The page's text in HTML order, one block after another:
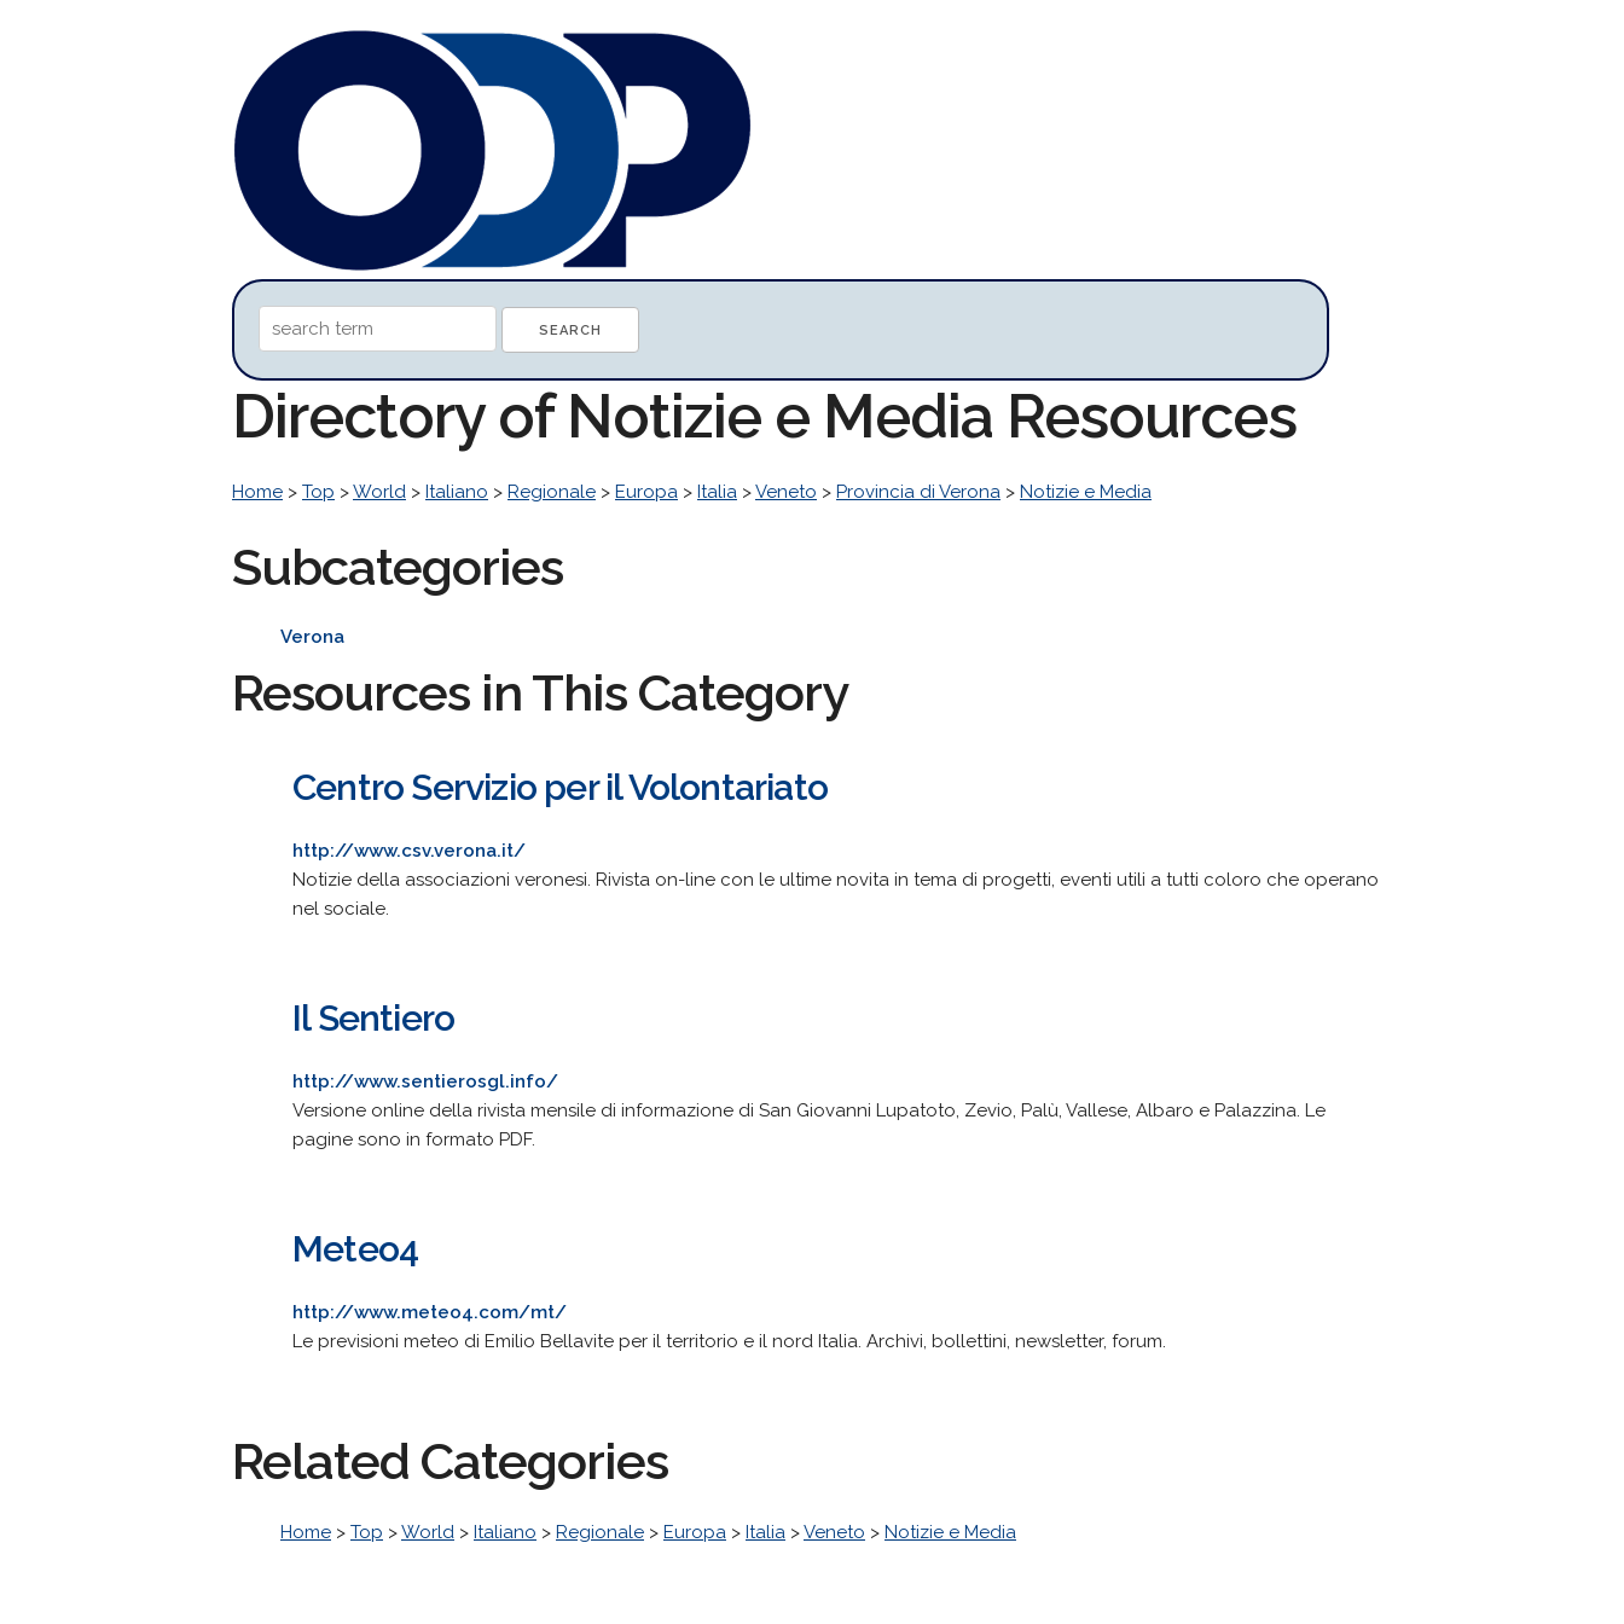
Directory of Notizie e Media Resources
Home > Top >World > Italiano > Regionale > Europa > Italia >Veneto > Provincia di Verona > Notizie e Media
Subcategories
Verona
Resources in This Category
Centro Servizio per il Volontariato
http://www.csv.verona.it/
Notizie della associazioni veronesi. Rivista on-line con le ultime novita in tema di progetti, eventi utili a tutti coloro che operano
nel sociale.
Il Sentiero
http://www.sentierosgl.info/
Versione online della rivista mensile di informazione di San Giovanni Lupatoto, Zevio, Palù, Vallese, Albaro e Palazzina. Le
pagine sono in formato PDF.
Meteo4
http://www.meteo4.com/mt/
Le previsioni meteo di Emilio Bellavite per il territorio e il nord Italia. Archivi, bollettini, newsletter, forum.
Related Categories
Home > Top >World > Italiano > Regionale > Europa > Italia >Veneto > Notizie e Media